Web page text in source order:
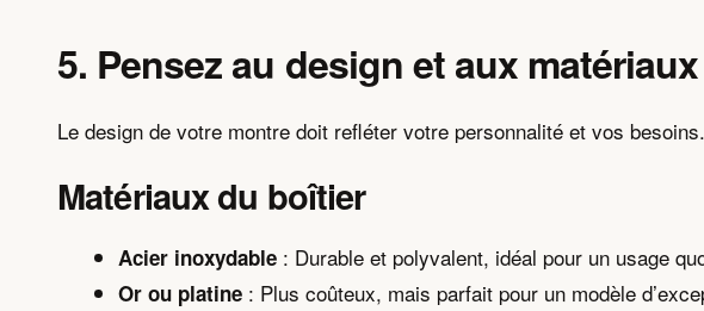
5. Pensez au design et aux matériaux
Le design de votre montre doit refléter votre personnalité et vos besoins.
Matériaux du boîtier
Acier inoxydable : Durable et polyvalent, idéal pour un usage
Or ou platine : Plus coûteux, mais parfait pour un modèle